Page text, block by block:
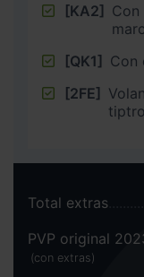
[KA2] Con
[QK1] Con
[2FE]
Total extras
PVP original
(con extras)